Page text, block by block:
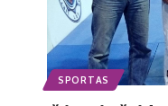
SPORTAS